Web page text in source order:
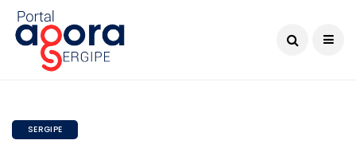
SERGIPE